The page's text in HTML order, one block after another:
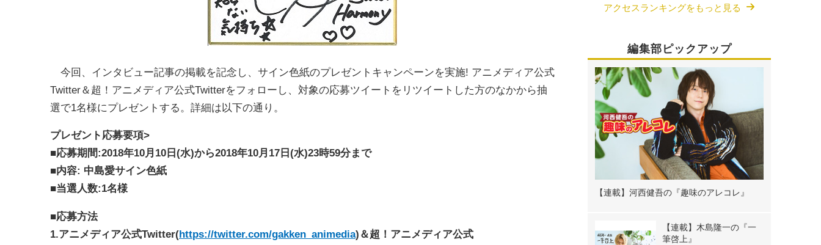
今回、インタビュー記事の掲載を記念し、サイン色紙のプレゼントキャンペーンを実施! アニメディア公式
Twitter＆超！アニメディア公式Twitterをフォローし、対象の応募ツイートをリツイートした方のなかから抽
選で1名様にプレゼントする。詳細は以下の通り。
プレゼント応募要項>
■応募期間:2018年10月10日(水)から2018年10月17日(水)23時59分まで
■内容: 中島愛サイン色紙
■当選人数:1名様
■応募方法
1.アニメディア公式Twitter(https://twitter.com/gakken_animedia)＆超！アニメディア公式
アクセスランキングをもっと見る
編集部ピックアップ
【連載】河西健吾の『趣味のアレコレ』
【連載】木島隆一の『一
筆啓上』